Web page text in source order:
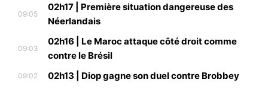
09:05
02h17 | Première situation dangereuse des
Néerlandais
09:03
02h16 | Le Maroc attaque côté droit comme
contre le Brésil
09:02 02h13 | Diop gagne son duel contre Brobbey